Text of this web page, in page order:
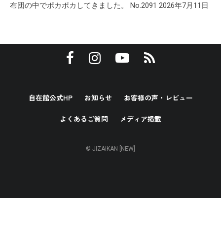
布団の中でポカポカしてきました。 No.2091 2026年7月11日
自在館公式HP お知らせ お客様の声・レビュー
よくあるご質問 メディア掲載
© JIZAIKAN [NEW]